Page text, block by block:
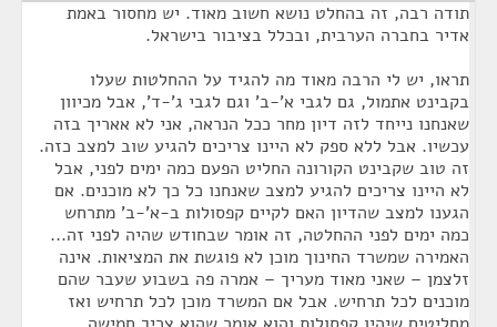
תודה רבה, זה בהחלט נושא חשוב מאוד. יש מחסור באמת
אדיר בחברה הערבית, ובכלל בציבור בישראל.
תראו, יש לי הרבה מאוד מה להגיד על ההחלטות שעלו
בקבינט אתמול, גם לגבי א'-ב' וגם לגבי ג'-ד', אבל מכיוון
שאנחנו נייחד לזה דיון מחר ככל הנראה, אני לא אאריך בזה
עכשיו. אבל ללא ספק לא היינו צריכים להגיע שוב למצב כזה.
זה טוב שקבינט הקורונה החליט הפעם כמה ימים לפני, אבל
לא היינו צריכים להגיע למצב שאנחנו כל כך לא מוכנים. אם
הגענו למצב שהדיון האם לקיים קפסולות ב-א'-ב' מתרחש
כמה ימים לפני ההחלטה, זה אומר שבחודש שהיה לפני זה...
האמירה שמשרד החינוך מוכן לא פוגשת את המציאות. אינה
זלצמן – שאני מאוד מעריך – אמרה פה בשבוע שעבר שהם
מוכנים לכל תרחיש. אבל אם המשרד מוכן לכל תרחיש ואז